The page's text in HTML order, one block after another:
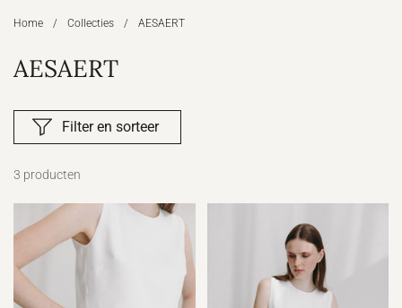
Home / Collecties / AESAERT
AESAERT
3 producten
Filter en sorteer